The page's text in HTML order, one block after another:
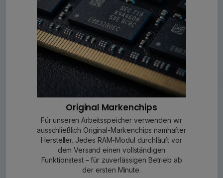
Original Markenchips
Für unseren Arbeitsspeicher verwenden wir
ausschließlich Original-Markenchips namhafter
Hersteller. Jedes RAM-Modul durchläuft vor
dem Versand einen vollständigen
Funktionstest – für zuverlässigen Betrieb ab
der ersten Minute.